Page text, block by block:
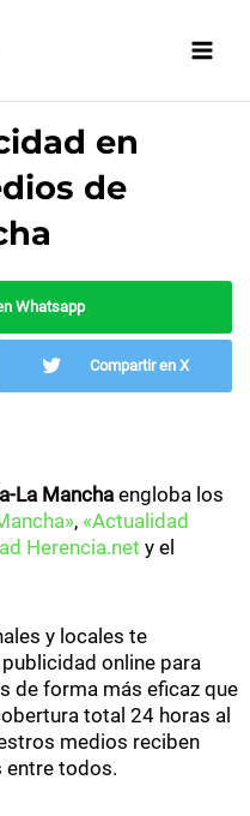
en
de
Whatsapp
Compartir en X
La Mancha engloba los
, «Actualidad
Herencia.net y el
y locales te
online para
de forma más eficaz que
total 24 horas al
medios reciben
entre todos.